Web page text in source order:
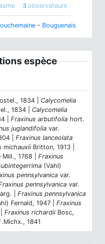
3 observateurs
- Bouguenais
espèce
1834 | Calycomelia
1834 | Calycomelia
| Fraxinus arbutifolia hort.
juglandifolia var.
| Fraxinus lanceolata
michauxii Britton, 1913 |
Mill., 1768 | Fraxinus
(Vahl)
pennsylvanica var.
pennsylvanica var.
| Fraxinus pennsylvanica
Fernald, 1947 | Fraxinus
Fraxinus richardii Bosc,
1841